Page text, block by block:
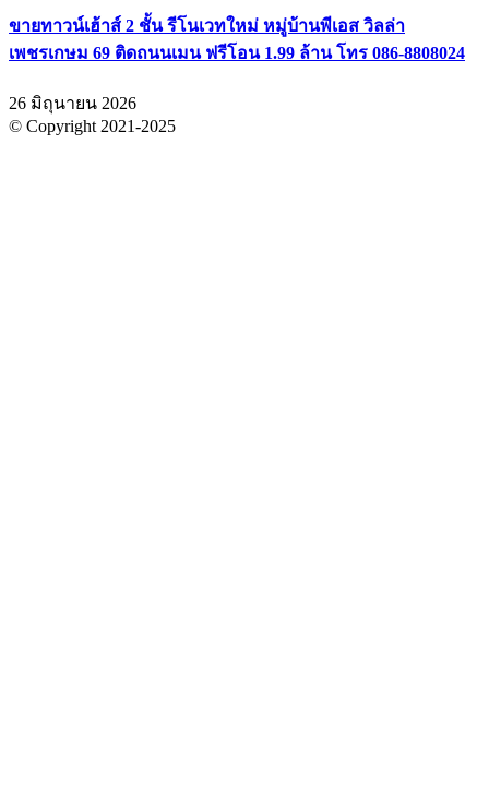
ขายทาวน์เฮ้าส์ 2 ชั้น รีโนเวทใหม่ หมู่บ้านพีเอส วิลล่า
เพชรเกษม 69 ติดถนนเมน ฟรีโอน 1.99 ล้าน โทร 086-8808024
26 มิถุนายน 2026
© Copyright 2021-2025